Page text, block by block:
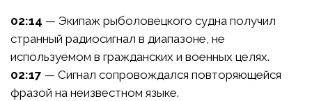
02:14 — Экипаж рыболовецкого судна получил
странный радиосигнал в диапазоне, не
используемом в гражданских и военных целях.
02:17 — Сигнал сопровождался повторяющейся
фразой на неизвестном языке.